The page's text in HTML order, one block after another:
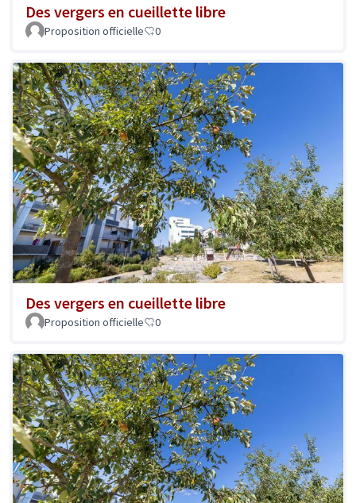
Des vergers en cueillette libre
Proposition officielle 0
Des vergers en cueillette libre
Proposition officielle 0